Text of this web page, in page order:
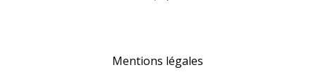
Mentions légales